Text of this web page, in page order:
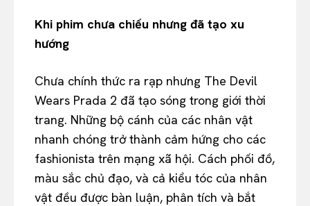
Khi phim chưa chiếu nhưng đã tạo xu
hướng
Chưa chính thức ra rạp nhưng The Devil
Wears Prada 2 đã tạo sóng trong giới thời
trang. Những bộ cánh của các nhân vật
nhanh chóng trở thành cảm hứng cho các
fashionista trên mạng xã hội. Cách phối đồ,
màu sắc chủ đạo, và cả kiểu tóc của nhân
vật đều được bàn luận, phân tích và bắt